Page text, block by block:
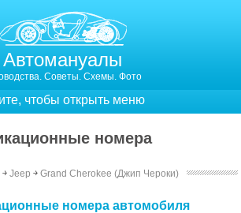
Автомануалы
Советы. Схемы. Фото
чтобы открыть меню
номера
￫ Jeep ￫ Grand Cherokee (Джип Чероки)
номера автомобиля